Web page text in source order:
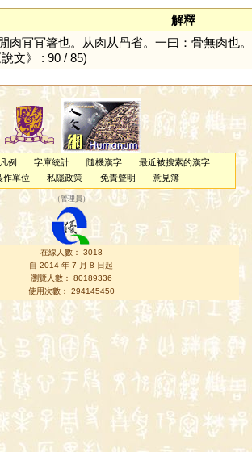
解釋
肉肎肎箸也。从肉从冎省。一曰：骨無肉也。
文》 : 90 / 85)
例 字庫統計 隨機漢字
最近被搜索的漢字
作單位 私隱政策 免責聲明 意見簿
（管理員 ）
在線人數： 3018
自 2014 年 7 月 8 日起
瀏覽人數： 80189336
使用次數： 294145450